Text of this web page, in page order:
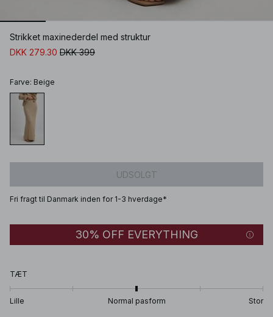
Strikket maxinederdel med struktur
DKK 279.30 DKK 399
Farve: Beige
UDSOLGT
Fri fragt til Danmark inden for 1-3 hverdage*
30% OFF EVERYTHING
TÆT
Lille Normal pasform Stor